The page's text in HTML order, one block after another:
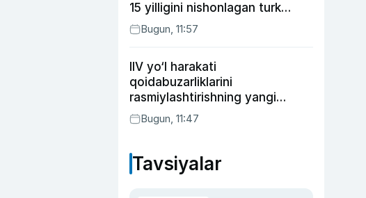
15 yilligini nishonlagan turk
aktyorlari va Kamelot qasriga
sayohat qilgan Zebo Rahimova
Bugun, 11:57
IIV yo‘l harakati
qoidabuzarliklarini
rasmiylashtirishning yangi
tartibini taklif qildi
Bugun, 11:47
Tavsiyalar